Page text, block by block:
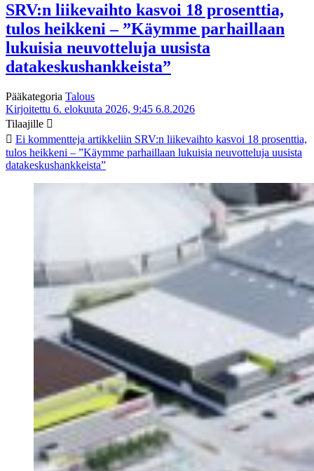
SRV:n liikevaihto kasvoi 18 prosenttia,
tulos heikkeni – ”Käymme parhaillaan
lukuisia neuvotteluja uusista
datakeskushankkeista”
Pääkategoria Talous
Kirjoitettu 6. elokuuta 2026, 9:45 6.8.2026
Tilaajille
Ei kommentteja artikkeliin SRV:n liikevaihto kasvoi 18 prosenttia,
tulos heikkeni – ”Käymme parhaillaan lukuisia neuvotteluja uusista
datakeskushankkeista”